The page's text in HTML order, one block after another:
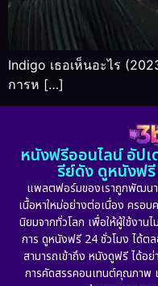
Indigo เธอเห็นอะไร
การห […]
หนังฟรีออนไลน์ อัป
รีย์ดัง ดูหนังฟ
แพลตฟอร์มของเราถูกพัฒน
เนื้อหาใหม่อย่างต่อเนื่อง ครอ
นิยมจากทั่วโลก เพื่อให้ผู้ใช้งา
การ ดูหนังฟรี 24 ชั่วโมง ได้ตล
สามารถเข้าถึง หนังดูฟรี ได้อ
การคัดสรรคอนเทนต์คุณภาพ